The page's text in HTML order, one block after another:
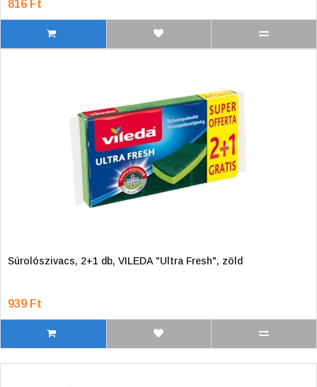
816 Ft
Súrolószivacs, 2+1 db, VILEDA "Ultra Fresh", zöld
939 Ft